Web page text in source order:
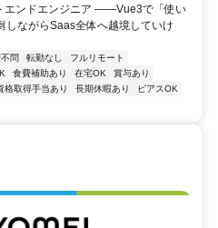
エンドエンジニア ――Vue3で「使い
しながらSaas全体へ越境していけ
問 転勤なし
フルリモート
食費補助あり 在宅OK
賞与あり
格取得手当あり 長期休暇あり
ピアスOK